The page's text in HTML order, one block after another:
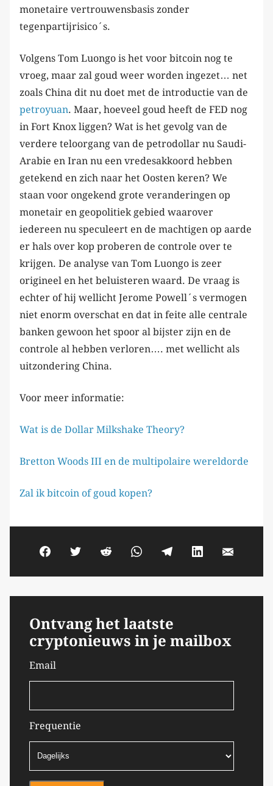
monetaire vertrouwensbasis zonder
tegenpartijrisico´s.
Volgens Tom Luongo is het voor bitcoin nog te
vroeg, maar zal goud weer worden ingezet… net
zoals China dit nu doet met de introductie van de
petroyuan. Maar, hoeveel goud heeft de FED nog
in Fort Knox liggen? Wat is het gevolg van de
verdere teloorgang van de petrodollar nu Saudi-
Arabie en Iran nu een vredesakkoord hebben
getekend en zich naar het Oosten keren? We
staan voor ongekend grote veranderingen op
monetair en geopolitiek gebied waarover
iedereen nu speculeert en de machtigen op aarde
er hals over kop proberen de controle over te
krijgen. De analyse van Tom Luongo is zeer
origineel en het beluisteren waard. De vraag is
echter of hij wellicht Jerome Powell´s vermogen
niet enorm overschat en dat in feite alle centrale
banken gewoon het spoor al bijster zijn en de
controle al hebben verloren…. met wellicht als
uitzondering China.
Voor meer informatie:
Wat is de Dollar Milkshake Theory?
Bretton Woods III en de multipolaire wereldorde
Zal ik bitcoin of goud kopen?
Ontvang het laatste
cryptonieuws in je mailbox
Email
Frequentie